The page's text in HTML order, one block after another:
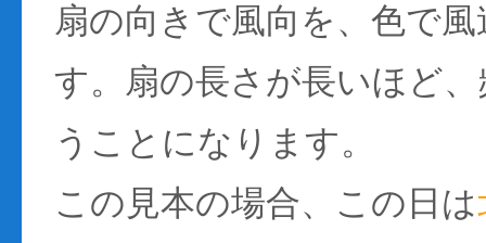
扇の向きで風向を、色で
す。扇の長さが長いほど
うことになります。
この見本の場合、この日は